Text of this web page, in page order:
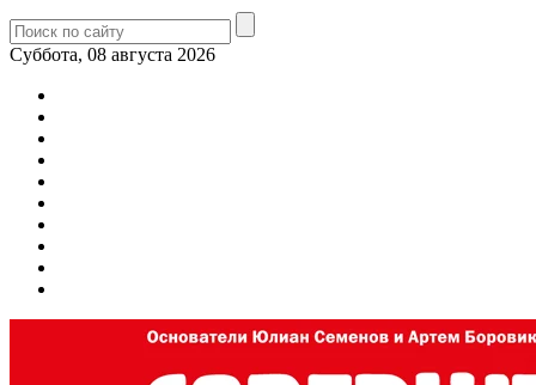
Суббота, 08 августа 2026